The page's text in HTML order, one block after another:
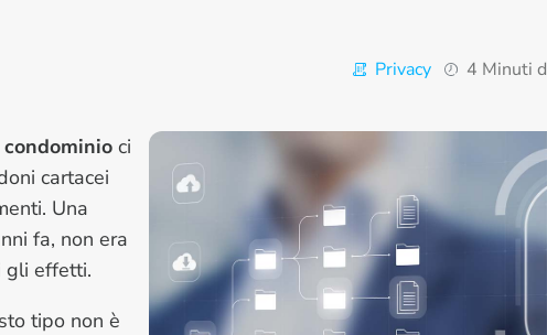
Privacy 4 Minuti
ci
cartacei
Una
fa, non era
gli effetti.
tipo non è